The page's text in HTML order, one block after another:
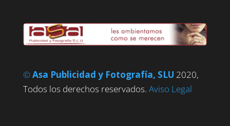
©Asa Publicidad y Fotografía, SLU 2020,
Todos los derechos reservados. Aviso Legal